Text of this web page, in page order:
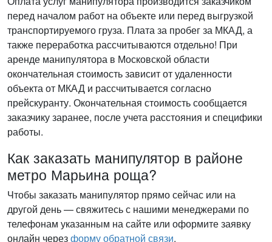
перед началом работ на объекте или перед выгрузкой
транспортируемого груза. Плата за пробег за МКАД, а
также переработка рассчитываются отдельно! При
аренде манипулятора в Московской области
окончательная стоимость зависит от удаленности
объекта от МКАД и рассчитывается согласно
прейскуранту. Окончательная стоимость сообщается
заказчику заранее, после учета расстояния и специфики
работы.
Как заказать манипулятор в районе
метро Марьина роща?
Чтобы заказать манипулятор прямо сейчас или на
другой день — свяжитесь с нашими менеджерами по
телефонам указанным на сайте или оформите заявку
онлайн черезформу обратной связи.